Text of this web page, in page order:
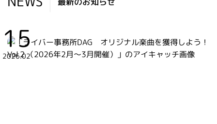
15
2026.02